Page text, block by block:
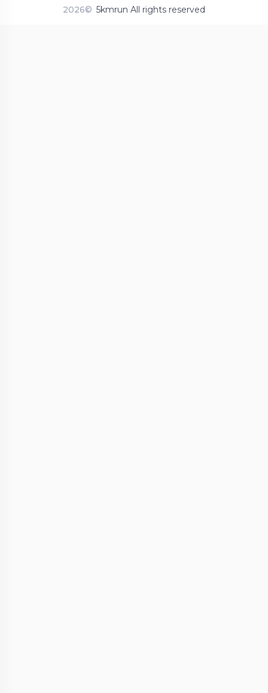
2026© 5kmrun All rights reserved